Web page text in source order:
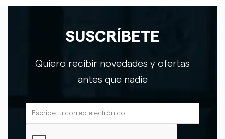
SUSCRÍBETE
Quiero recibir novedades y ofertas
antes que nadie